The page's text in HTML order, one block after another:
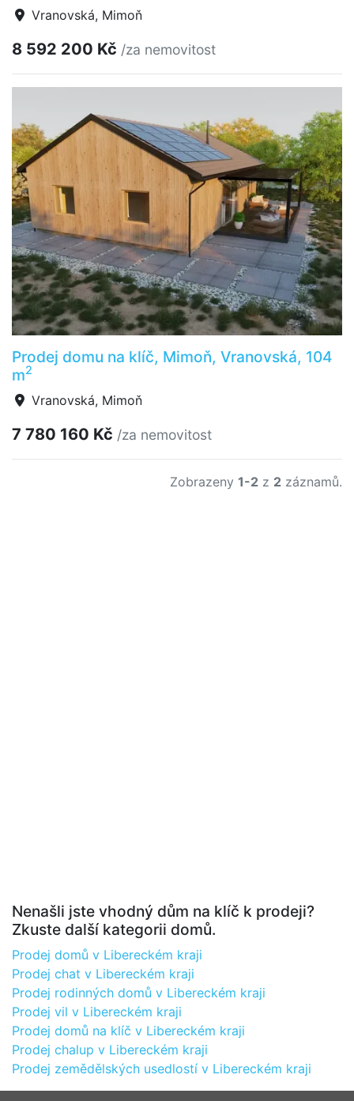
Vranovská, Mimoň
8 592 200 Kč /za nemovitost
Prodej domu na klíč, Mimoň, Vranovská, 104
m2
Vranovská, Mimoň
7 780 160 Kč /za nemovitost
Zobrazeny 1-2 z 2 záznamů.
Nenašli jste vhodný dům na klíč k prodeji?
Zkuste další kategorii domů.
Prodej domů v Libereckém kraji
Prodej chat v Libereckém kraji
Prodej rodinných domů v Libereckém kraji
Prodej vil v Libereckém kraji
Prodej domů na klíč v Libereckém kraji
Prodej chalup v Libereckém kraji
Prodej zemědělských usedlostí v Libereckém kraji